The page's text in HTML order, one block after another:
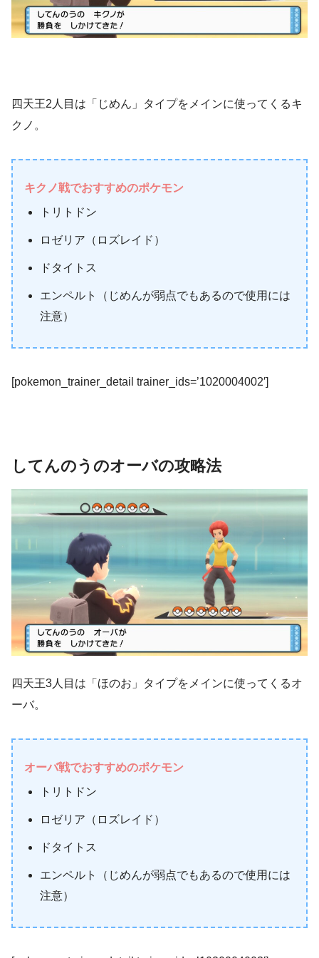
四天王2人目は「じめん」タイプをメインに使ってくるキ
クノ。
キクノ戦でおすすめのポケモン
トリトドン
ロゼリア（ロズレイド）
ドタイトス
エンペルト（じめんが弱点でもあるので使用には
注意）
[pokemon_trainer_detail trainer_ids=’1020004002′]
してんのうのオーバの攻略法
四天王3人目は「ほのお」タイプをメインに使ってくるオ
ーバ。
オーバ戦でおすすめのポケモン
トリトドン
ロゼリア（ロズレイド）
ドタイトス
エンペルト（じめんが弱点でもあるので使用には
注意）